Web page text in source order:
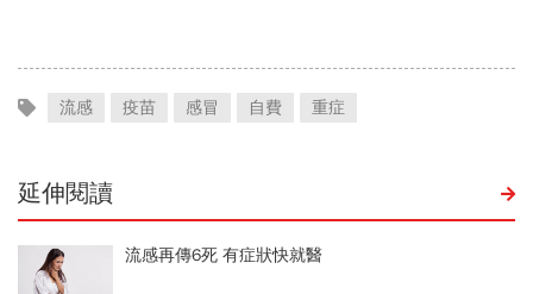
流感 疫苗 感冒 自費 重症
延伸閱讀
流感再傳6死 有症狀快就醫